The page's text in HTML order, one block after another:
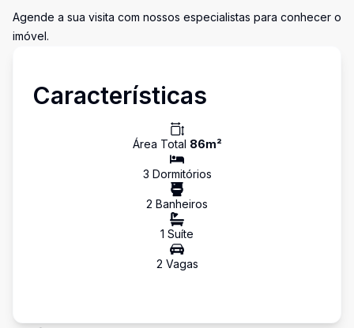
Agende a sua visita com nossos especialistas para conhecer o
imóvel.
Características
Área Total 86m²
3 Dormitórios
2 Banheiros
1 Suíte
2 Vagas